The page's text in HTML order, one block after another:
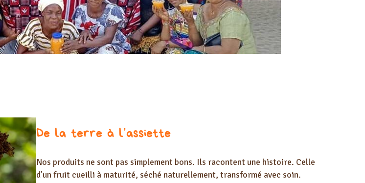
De la terre à l’assiette
Nos produits ne sont pas simplement bons. Ils racontent une histoire. Celle
d’un fruit cueilli à maturité, séché naturellement, transformé avec soin.